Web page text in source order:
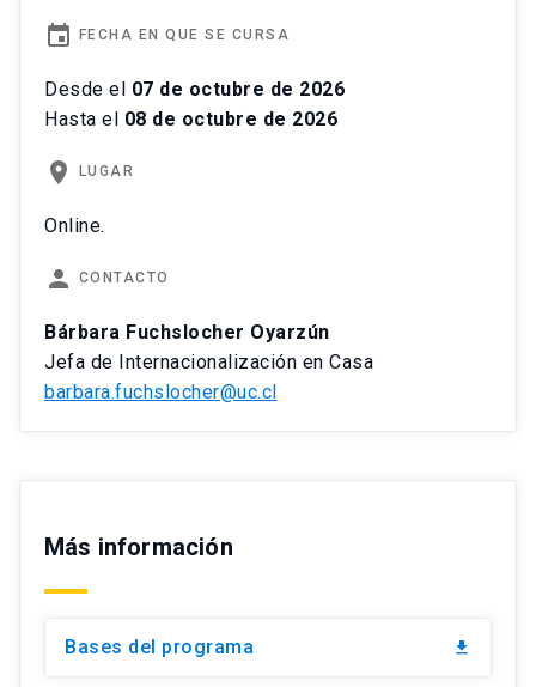
event FECHA EN QUE SE CURSA
Desde el 07 de octubre de 2026
Hasta el 08 de octubre de 2026
place LUGAR
Online.
person CONTACTO
Bárbara Fuchslocher Oyarzún
Jefa de Internacionalización en Casa
barbara.fuchslocher@uc.cl
Más información
Bases del programa file_download